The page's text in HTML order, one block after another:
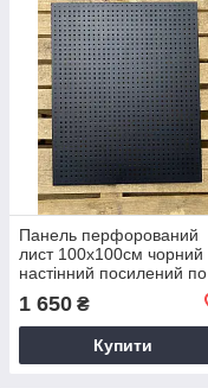
Панель перфорований
лист 100х100см чорний
настінний посилений по
1 650 ₴
Купити